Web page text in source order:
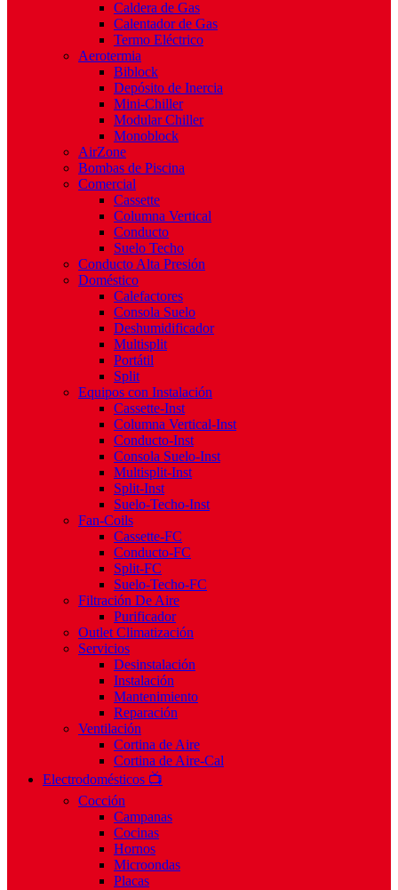
Caldera de Gas
Calentador de Gas
Termo Eléctrico
Aerotermia
Biblock
Depósito de Inercia
Mini-Chiller
Modular Chiller
Monoblock
AirZone
Bombas de Piscina
Comercial
Cassette
Columna Vertical
Conducto
Suelo Techo
Conducto Alta Presión
Doméstico
Calefactores
Consola Suelo
Deshumidificador
Multisplit
Portátil
Split
Equipos con Instalación
Cassette-Inst
Columna Vertical-Inst
Conducto-Inst
Consola Suelo-Inst
Multisplit-Inst
Split-Inst
Suelo-Techo-Inst
Fan-Coils
Cassette-FC
Conducto-FC
Split-FC
Suelo-Techo-FC
Filtración De Aire
Purificador
Outlet Climatización
Servicios
Desinstalación
Instalación
Mantenimiento
Reparación
Ventilación
Cortina de Aire
Cortina de Aire-Cal
Electrodomésticos 📺
Cocción
Campanas
Cocinas
Hornos
Microondas
Placas